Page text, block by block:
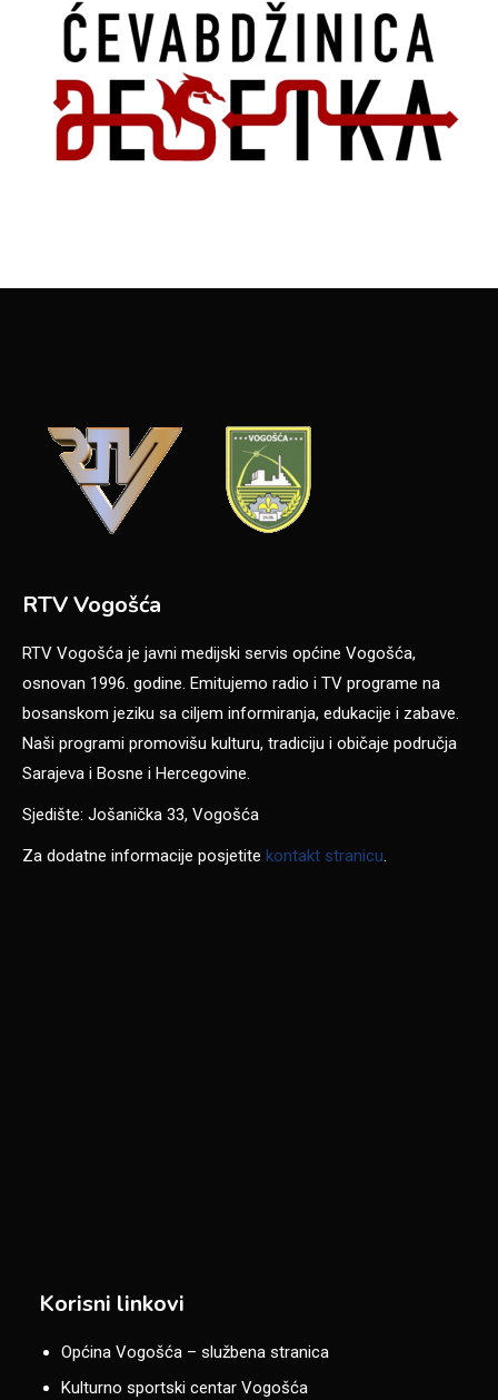
RTV Vogošća
RTV Vogošća je javni medijski servis općine Vogošća,
osnovan 1996. godine. Emitujemo radio i TV programe na
bosanskom jeziku sa ciljem informiranja, edukacije i zabave.
Naši programi promovišu kulturu, tradiciju i običaje područja
Sarajeva i Bosne i Hercegovine.
Sjedište: Jošanička 33, Vogošća
Za dodatne informacije posjetite kontakt stranicu.
Korisni linkovi
Općina Vogošća – službena stranica
Kulturno sportski centar Vogošća